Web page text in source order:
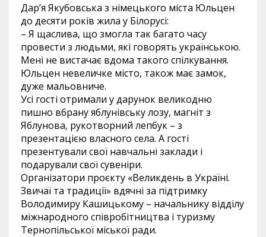
Дар’я Якубовська з німецького міста Юльцен
до десяти років жила у Білорусі:
– Я щаслива, що змогла так багато часу
провести з людьми, які говорять українською.
Мені не вистачає вдома такого спілкування.
Юльцен невеличке місто, також має замок,
дуже мальовниче.
Усі гості отримали у дарунок великодню
пишно вбрану яблунівську лозу, магніт з
Яблунова, рукотворний лепбук – з
презентацією власного села. А гості
презентували свої навчальні заклади і
подарували свої сувеніри.
Організатори проєкту «Великдень в Україні.
Звичаї та традиції» вдячні за підтримку
Володимиру Кашицькому – начальнику відділу
міжнародного співробітництва і туризму
Тернопільської міської ради.